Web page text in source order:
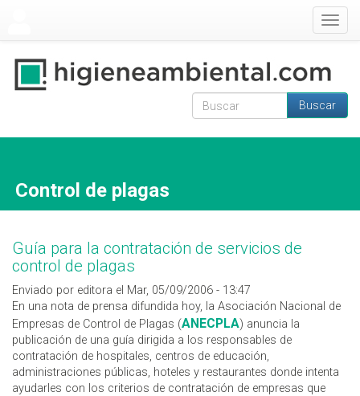
Formulario de
Buscar
Control de plagas
Guía para la contratación de servicios de
control de plagas
Enviado por editora el Mar, 05/09/2006 - 13:47
En una nota de prensa difundida hoy, la Asociación Nacional de
Empresas de Control de Plagas (ANECPLA) anuncia la
publicación de una guía dirigida a los responsables de
contratación de hospitales, centros de educación,
administraciones públicas, hoteles y restaurantes donde intenta
ayudarles con los criterios de contratación de empresas que